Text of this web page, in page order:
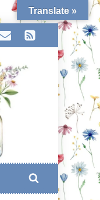
Translate »